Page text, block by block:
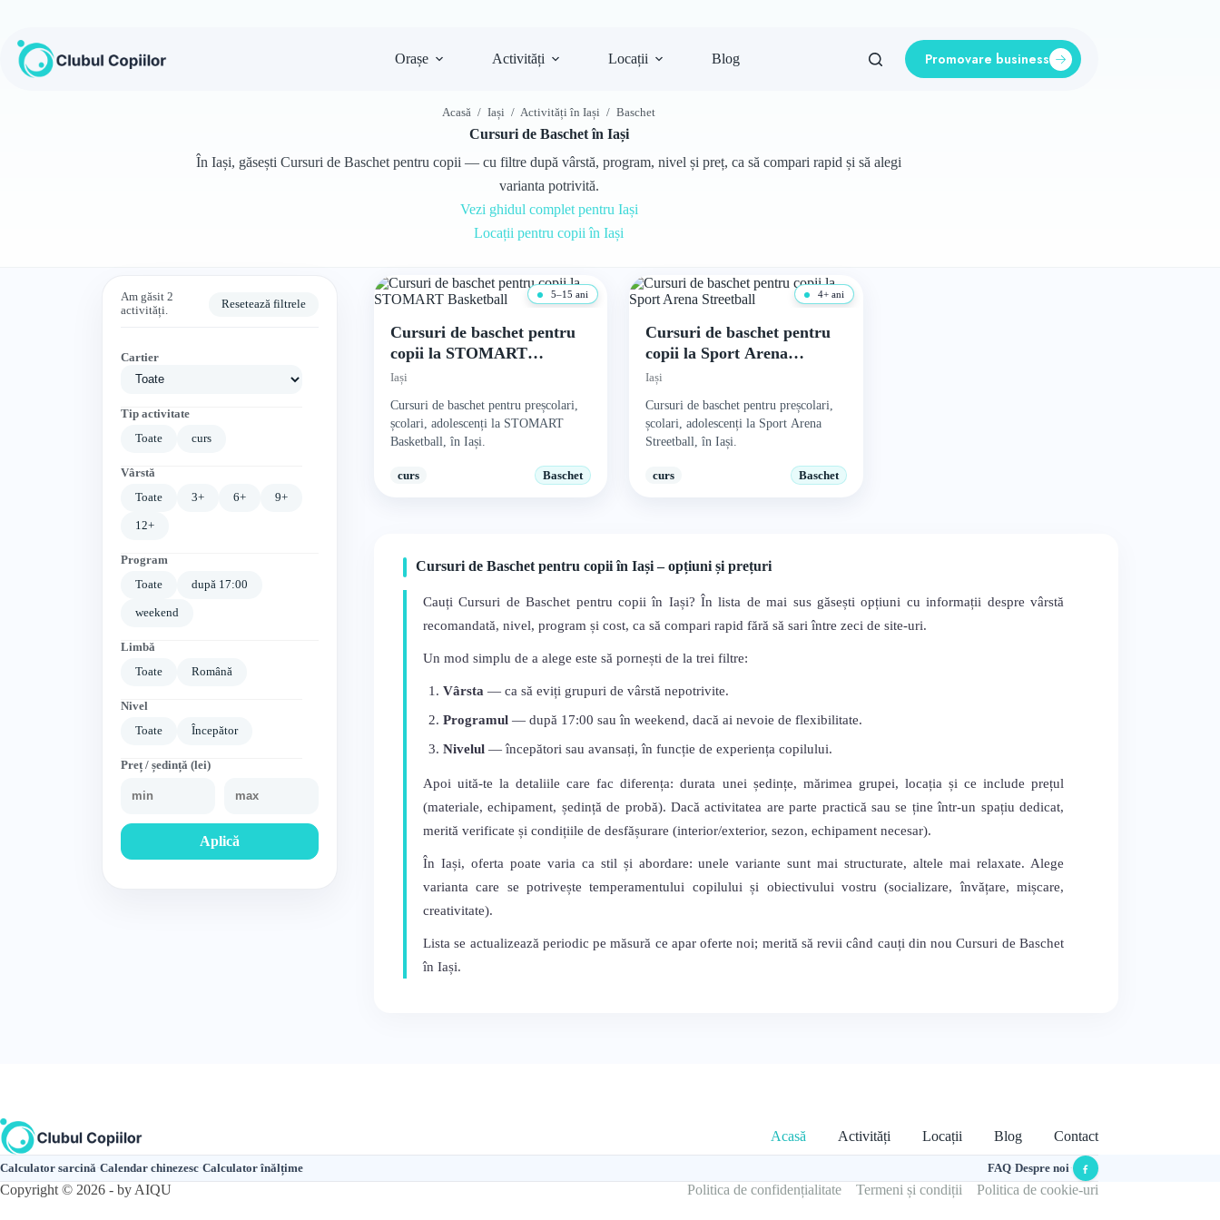
conținut
Orașe
Activități Locații Blog Promovare business
Acasă / Iași / Activități în Iași / Baschet
Cursuri de Baschet în Iași
În Iași, găsești Cursuri de Baschet pentru copii — cu filtre după vârstă, program, nivel și preț, ca să compari rapid și să alegi
varianta potrivită.
Vezi ghidul complet pentru Iași
Locații pentru copii în Iași
Am găsit 2
activități.
Resetează filtrele
Cartier
Tip activitate
Toate
curs
Vârstă
Toate
3+ 6+ 9+
12+
Program
Toate
după 17:00
weekend
Limbă
Toate
Română
Nivel
Toate
Începător
Preț / ședință (lei)
Aplică
5–15 ani
Cursuri de baschet pentru
copii la STOMART
Basketball
Iași
Cursuri de baschet pentru preșcolari,
școlari, adolescenți la STOMART
Basketball, în Iași.
curs Baschet
4+ ani
Cursuri de baschet pentru
copii la Sport Arena
Streetball
Iași
Cursuri de baschet pentru preșcolari,
școlari, adolescenți la Sport Arena
Streetball, în Iași.
curs Baschet
Cursuri de Baschet pentru copii în Iași – opțiuni și prețuri
Cauți Cursuri de Baschet pentru copii în Iași? În lista de mai sus găsești opțiuni cu informații despre vârstă
recomandată, nivel, program și cost, ca să compari rapid fără să sari între zeci de site-uri.
Un mod simplu de a alege este să pornești de la trei filtre:
Vârsta — ca să eviți grupuri de vârstă nepotrivite.
Programul — după 17:00 sau în weekend, dacă ai nevoie de flexibilitate.
Nivelul — începători sau avansați, în funcție de experiența copilului.
Apoi uită-te la detaliile care fac diferența: durata unei ședințe, mărimea grupei, locația și ce include prețul
(materiale, echipament, ședință de probă). Dacă activitatea are parte practică sau se ține într-un spațiu dedicat,
merită verificate și condițiile de desfășurare (interior/exterior, sezon, echipament necesar).
În Iași, oferta poate varia ca stil și abordare: unele variante sunt mai structurate, altele mai relaxate. Alege
varianta care se potrivește temperamentului copilului și obiectivului vostru (socializare, învățare, mișcare,
creativitate).
Lista se actualizează periodic pe măsură ce apar oferte noi; merită să revii când cauți din nou Cursuri de Baschet
în Iași.
Acasă Activități Locații Blog Contact
Calculator sarcină·Calendar chinezesc·Calculator înălțime FAQ·Despre noi·
Copyright © 2026 - by AIQU Politica de confidențialitate Termeni și condiții Politica de cookie-uri